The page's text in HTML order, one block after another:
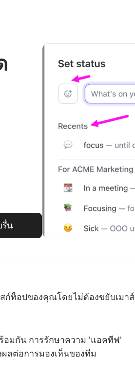
รื่น
สก์ท็อปของคุณโดยไม่ต้องขยับเมาส์
อมกัน การรักษาความ 'แอคทีฟ'
ลต่อการมองเห็นของทีม